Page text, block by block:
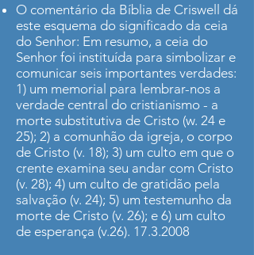
O comentário da Bíblia de Criswell dá
este esquema do significado da ceia
do Senhor: Em resumo, a ceia do
Senhor foi instituída para simbolizar e
comunicar seis importantes verdades:
1) um memorial para lembrar-nos a
verdade central do cristianismo - a
morte substitutiva de Cristo (w. 24 e
25); 2) a comunhão da igreja, o corpo
de Cristo (v. 18); 3) um culto em que o
crente examina seu andar com Cristo
(v. 28); 4) um culto de gratidão pela
salvação (v. 24); 5) um testemunho da
morte de Cristo (v. 26); e 6) um culto
de esperança (v.26). 17.3.2008